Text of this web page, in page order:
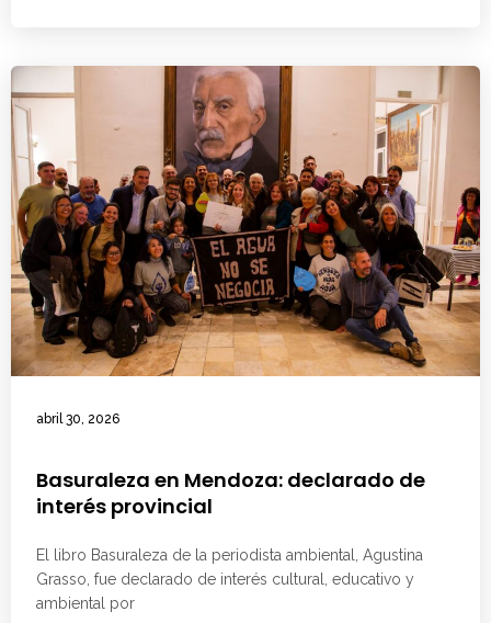
abril 30, 2026
Basuraleza en Mendoza: declarado de
interés provincial
El libro Basuraleza de la periodista ambiental, Agustina
Grasso, fue declarado de interés cultural, educativo y
ambiental por